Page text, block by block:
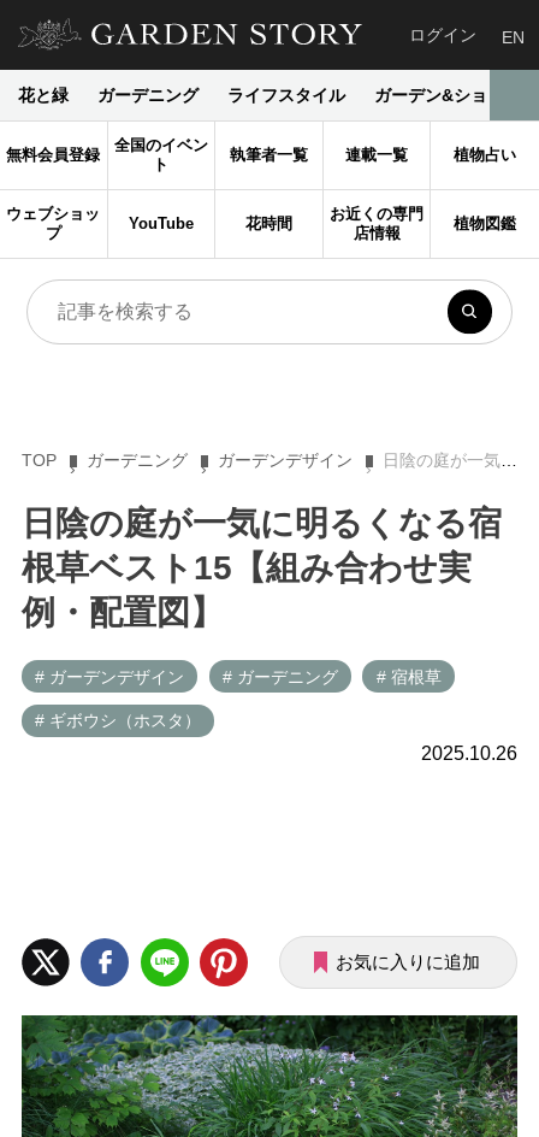
ログイン EN
花と緑 ガーデニング ライフスタイル ガーデン&ショップ
無料会員登録
全国のイベン
ト
執筆者一覧 連載一覧 植物占い
ウェブショッ
プ
YouTube 花時間
お近くの専門
店情報
植物図鑑
TOP ガーデニング ガーデンデザイン 日陰の庭が一気に明るくなる宿根草ベスト15【組み合わせ実例・配置図】
日陰の庭が一気に明るくなる宿
根草ベスト15【組み合わせ実
例・配置図】
# ガーデンデザイン # ガーデニング # 宿根草
# ギボウシ（ホスタ）
2025.10.26
お気に入りに追加